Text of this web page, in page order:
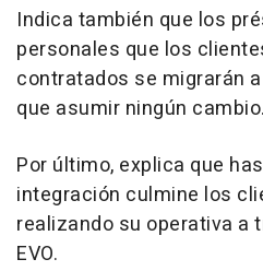
Indica también que los
personales que los
contratados se migrarán
que asumir ningún cambio.
Por último, explica que
integración culmine los
realizando su operativa a
EVO.